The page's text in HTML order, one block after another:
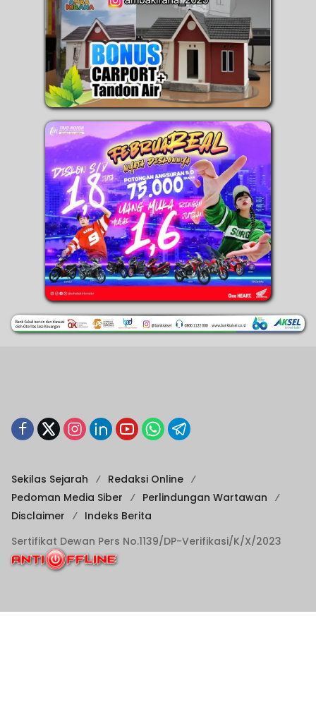
Sekilas Sejarah
Redaksi Online
Pedoman Media Siber
Perlindungan Wartawan
Disclaimer
Indeks Berita
Sertifikat Dewan Pers No.1139/DP-Verifikasi/K/X/2023